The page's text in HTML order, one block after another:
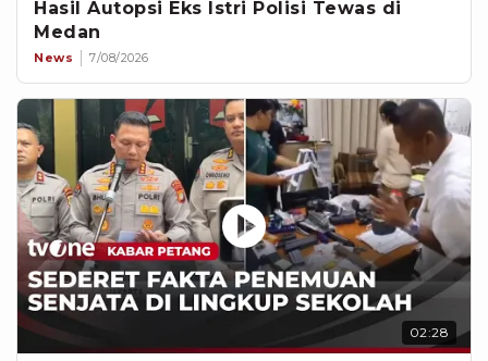
Hasil Autopsi Eks Istri Polisi Tewas di
Medan
News 7/08/2026
02:28